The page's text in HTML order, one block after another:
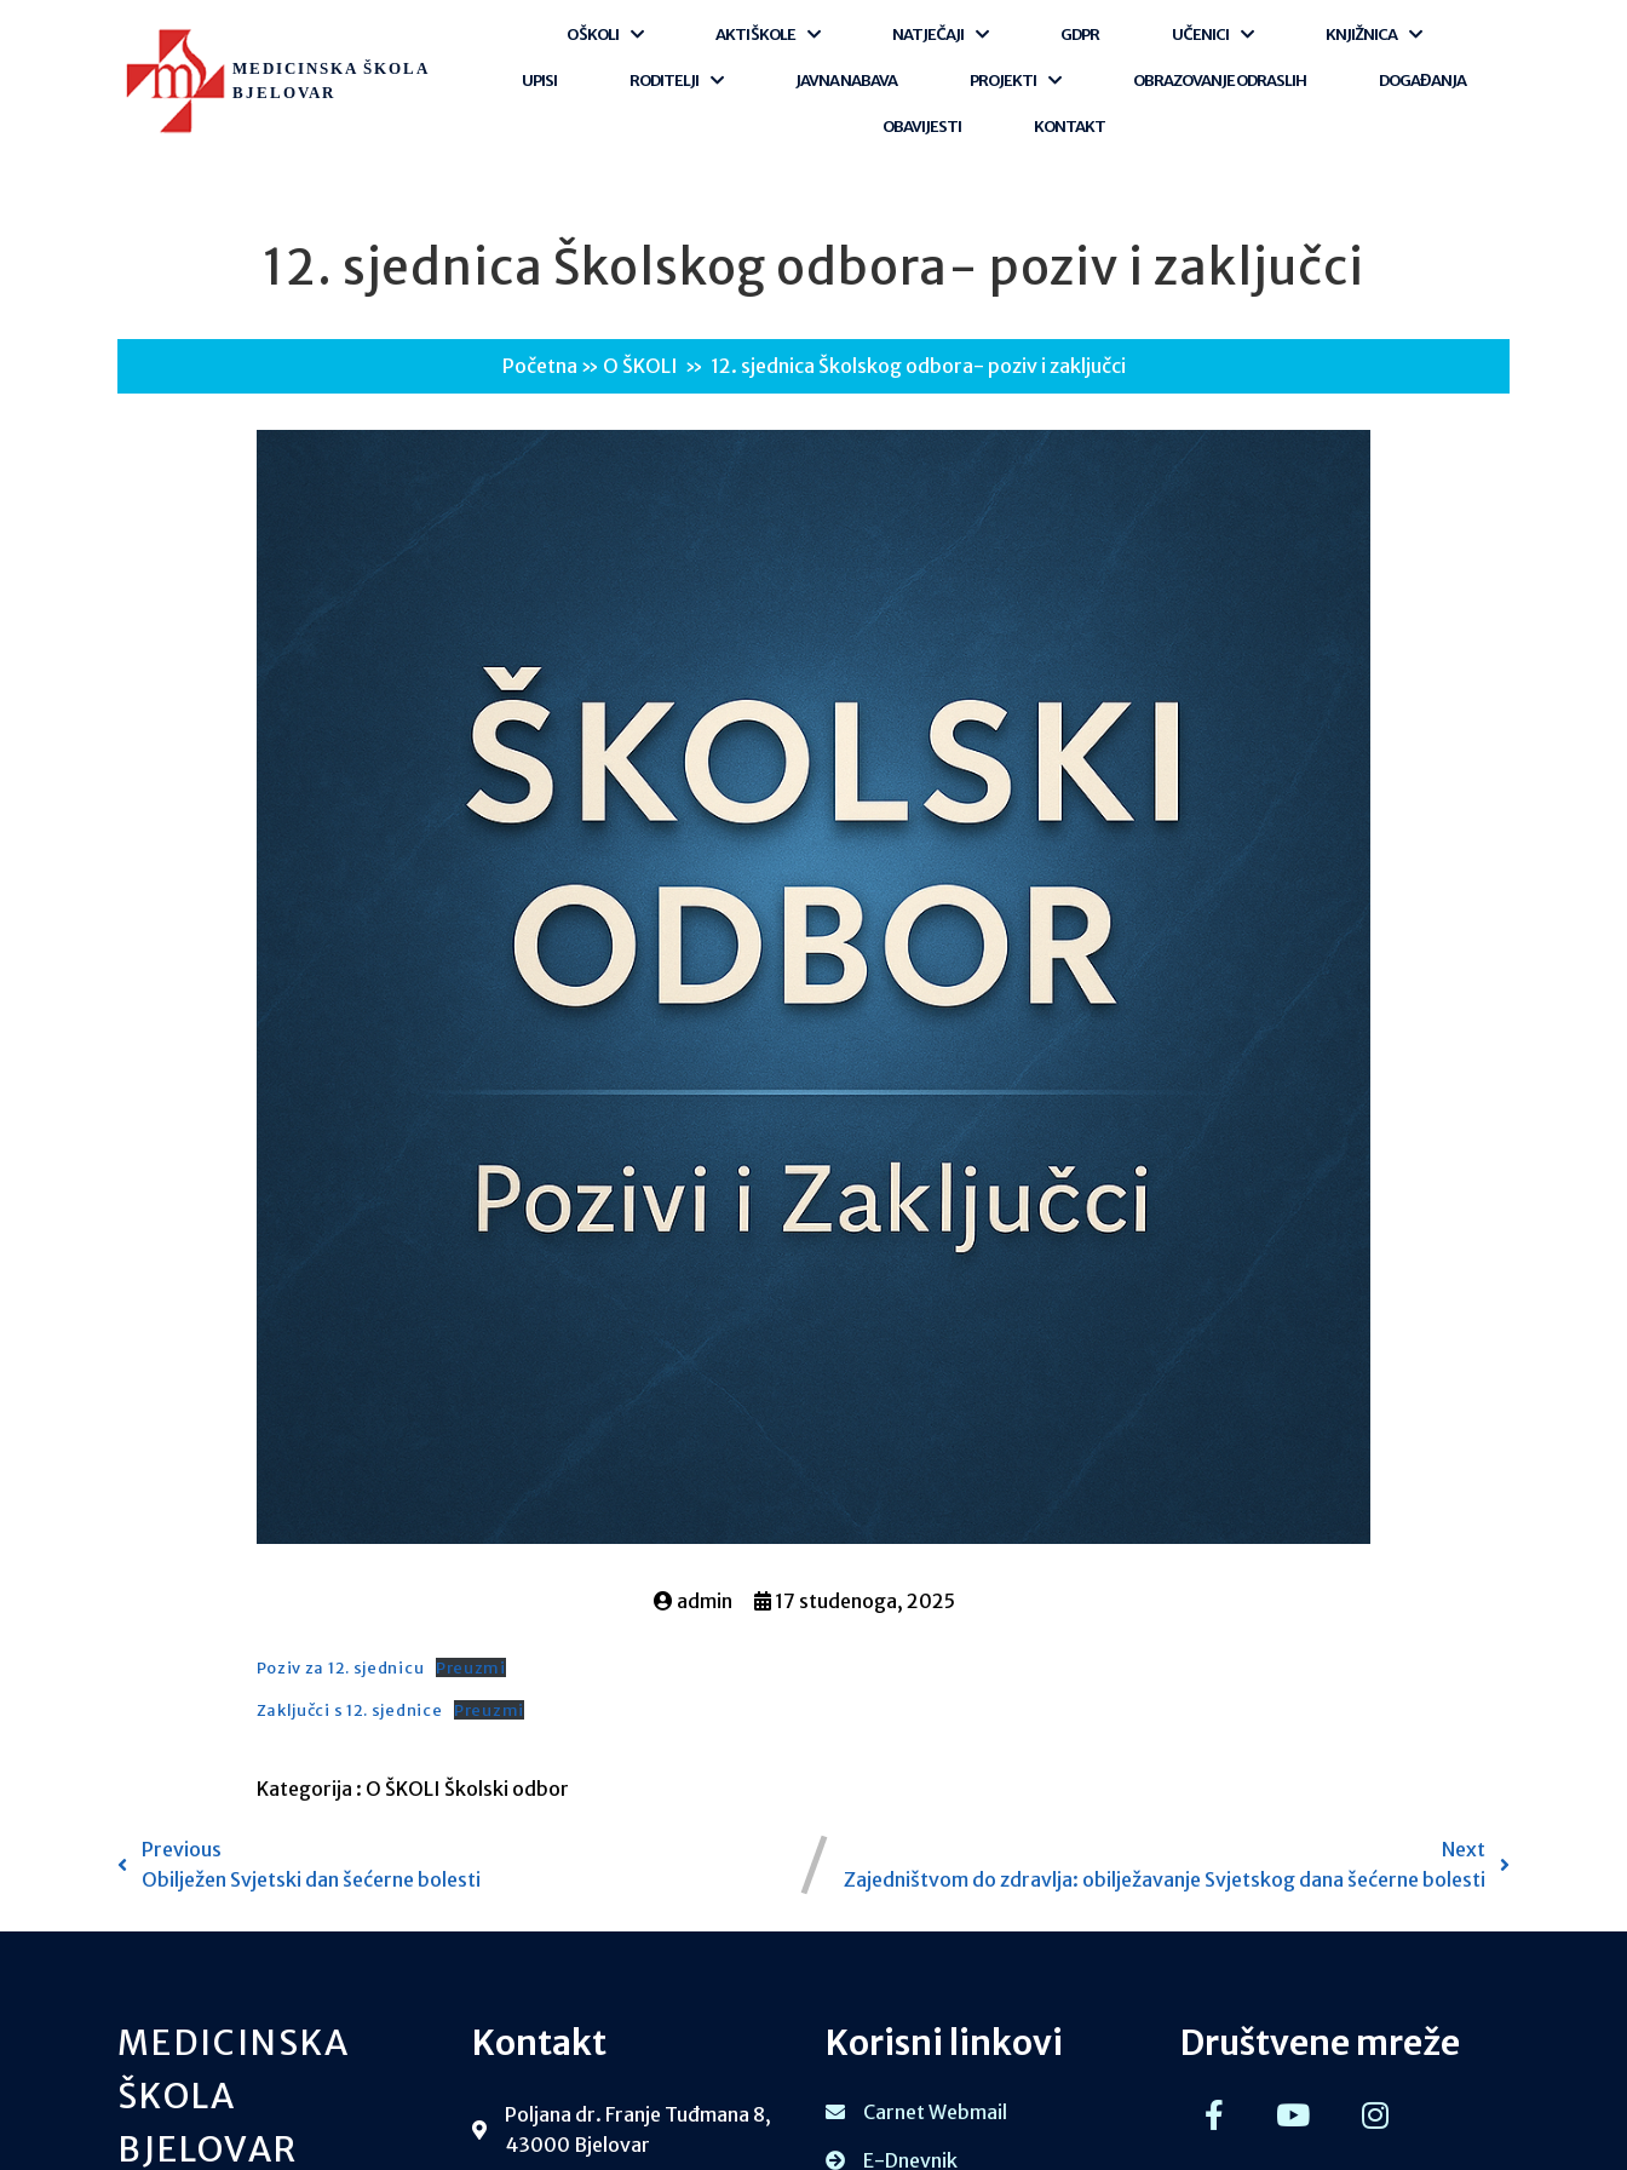
MEDICINSKA ŠKOLA
BJELOVAR
O ŠKOLI AKTI ŠKOLE NATJEČAJI GDPR UČENICI KNJIŽNICA
UPISI RODITELJI JAVNA NABAVA PROJEKTI OBRAZOVANJE ODRASLIH DOGAĐANJA
OBAVIJESTI KONTAKT
12. sjednica Školskog odbora- poziv i zaključci
Početna » O ŠKOLI » 12. sjednica Školskog odbora- poziv i zaključci
admin 17 studenoga, 2025
Poziv za 12. sjednicu Preuzmi
Zaključci s 12. sjednice Preuzmi
Kategorija : O ŠKOLI Školski odbor
Previous
Obilježen Svjetski dan šećerne bolesti
Next
Zajedništvom do zdravlja: obilježavanje Svjetskog dana šećerne bolesti
MEDICINSKA
ŠKOLA
BJELOVAR
Kontakt
Poljana dr. Franje Tuđmana 8,
43000 Bjelovar
Korisni linkovi
Carnet Webmail
E-Dnevnik
Društvene mreže